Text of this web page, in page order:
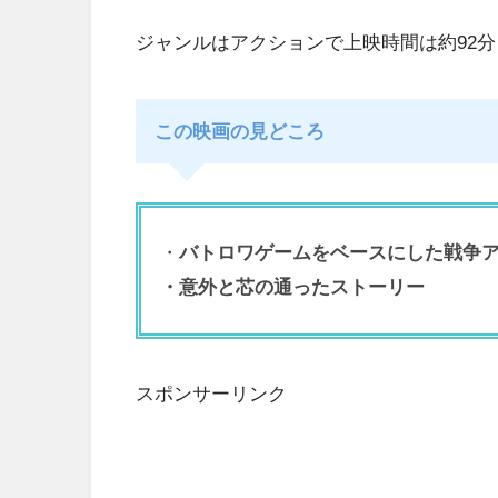
ジャンルはアクションで上映時間は約92
この映画の見どころ
・バトロワゲームをベースにした戦争
・意外と芯の通ったストーリー
スポンサーリンク